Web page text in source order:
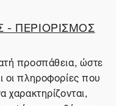
- ΠΕΡΙΟΡΙΣΜΟΣ
προσπάθεια, ώστε
οι πληροφορίες που
χαρακτηρίζονται,